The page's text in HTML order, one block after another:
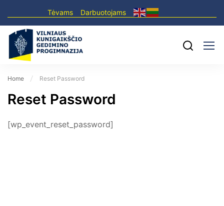
Tėvams Darbuotojams
Home Reset Password
Reset Password
[wp_event_reset_password]